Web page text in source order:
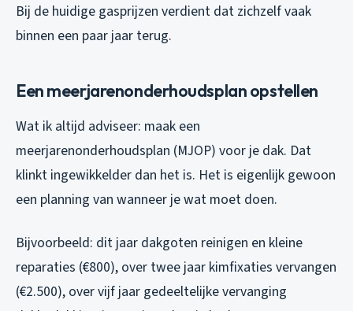
Bij de huidige gasprijzen verdient dat zichzelf vaak
binnen een paar jaar terug.
Een meerjarenonderhoudsplan opstellen
Wat ik altijd adviseer: maak een
meerjarenonderhoudsplan (MJOP) voor je dak. Dat
klinkt ingewikkelder dan het is. Het is eigenlijk gewoon
een planning van wanneer je wat moet doen.
Bijvoorbeeld: dit jaar dakgoten reinigen en kleine
reparaties (€800), over twee jaar kimfixaties vervangen
(€2.500), over vijf jaar gedeeltelijke vervanging